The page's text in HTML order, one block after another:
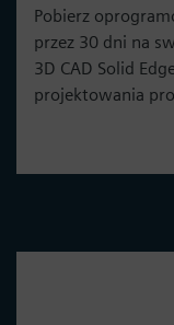
Pobierz
przez 30 dni na
3D CAD Solid
projektowania